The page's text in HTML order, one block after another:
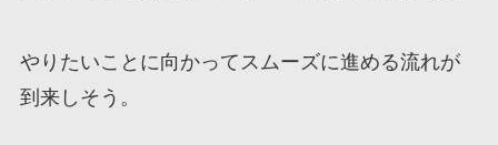
やりたいことに向かってスムーズに進める流れが
到来しそう。